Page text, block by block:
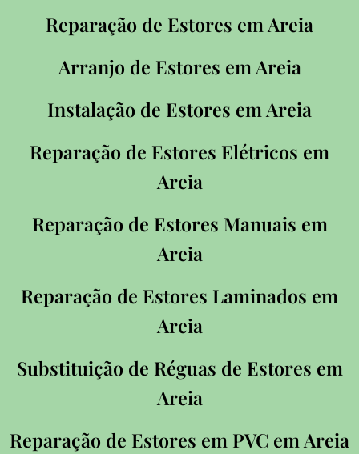
Reparação de Estores em Areia
Arranjo de Estores em Areia
Instalação de Estores em Areia
Reparação de Estores Elétricos em
Areia
Reparação de Estores Manuais em
Areia
Reparação de Estores Laminados em
Areia
Substituição de Réguas de Estores em
Areia
Reparação de Estores em PVC em Areia